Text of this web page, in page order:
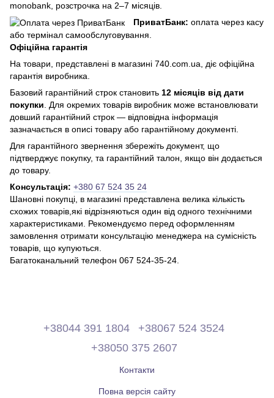
monobank, розстрочка на 2–7 місяців.
ПриватБанк: оплата через касу
або термінал самообслуговування.
Офіційна гарантія
На товари, представлені в магазині 740.com.ua, діє офіційна
гарантія виробника.
Базовий гарантійний строк становить 12 місяців від дати
покупки. Для окремих товарів виробник може встановлювати
довший гарантійний строк — відповідна інформація
зазначається в описі товару або гарантійному документі.
Для гарантійного звернення збережіть документ, що
підтверджує покупку, та гарантійний талон, якщо він додається
до товару.
Консультація: +380 67 524 35 24
Шановні покупці, в магазині представлена ​​велика кількість
схожих товарів,які відрізняються один від одного технічними
характеристиками. Рекомендуємо перед оформленням
замовлення отримати консультацію менеджера на сумісність
товарів, що купуються.
Багатоканальний телефон 067 524-35-24.
+38044 391 1804
+38067 524 3524
+38050 375 2607
Контакти
Повна версія сайту